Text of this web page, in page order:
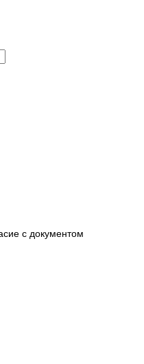
с документом